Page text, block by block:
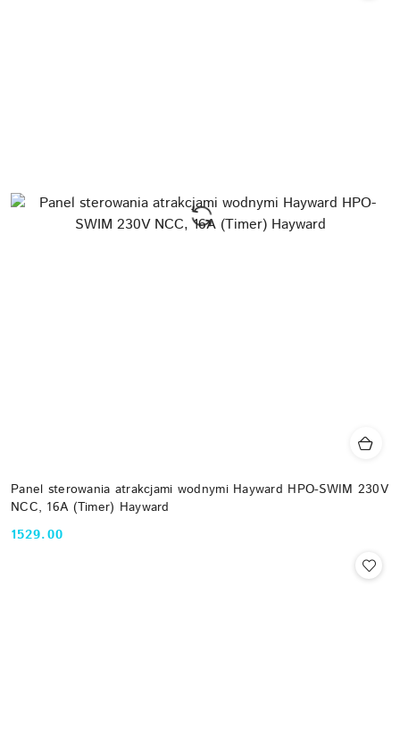
Panel sterowania atrakcjami wodnymi Hayward HPO-SWIM 230V
NCC, 16A (Timer) Hayward
Cena:
1529.00